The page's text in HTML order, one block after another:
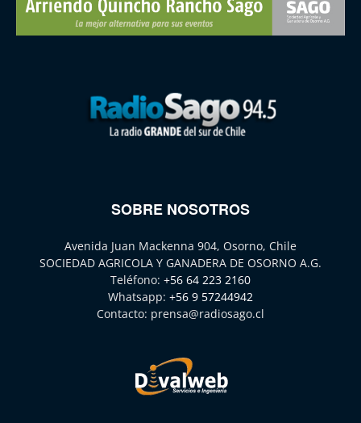
SOBRE NOSOTROS
Avenida Juan Mackenna 904, Osorno, Chile
SOCIEDAD AGRICOLA Y GANADERA DE OSORNO A.G.
Teléfono: +56 64 223 2160
Whatsapp: +56 9 57244942
Contacto: prensa@radiosago.cl